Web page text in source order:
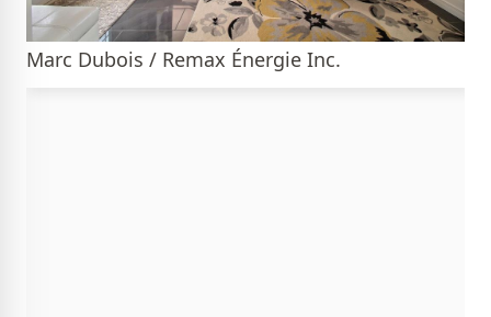
Marc Dubois / Remax Énergie Inc.